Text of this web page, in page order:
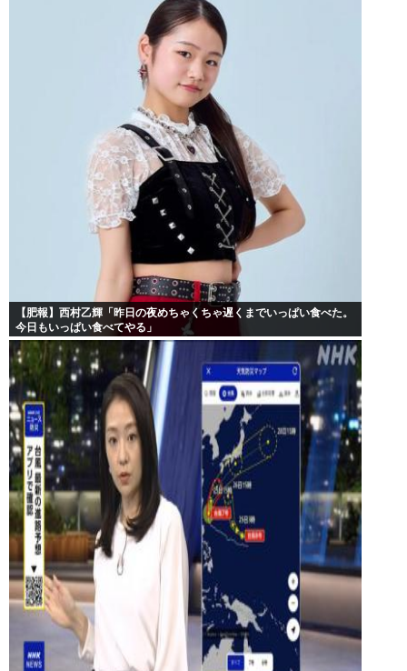
【肥報】西村乙輝「昨日の夜めちゃくちゃ遅くまでいっぱい食べた。
今日もいっぱい食べてやる」